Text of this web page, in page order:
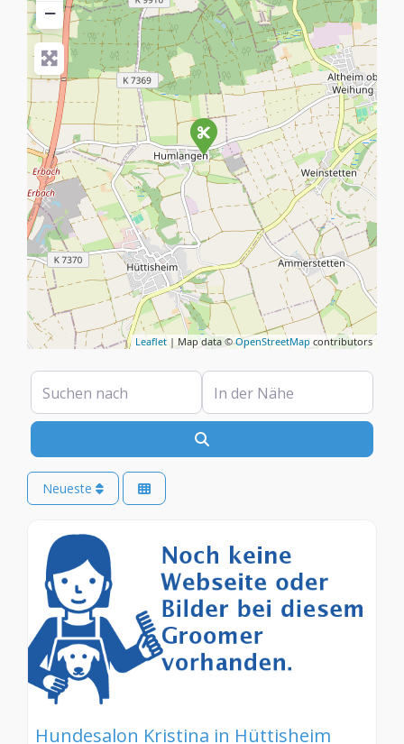
−
Leaflet| Map data ©OpenStreetMap contributors
Suchen nach In der Nähe
Neueste
Hundesalon Kristina in Hüttisheim